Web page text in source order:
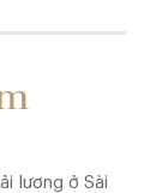
lương ở Sài